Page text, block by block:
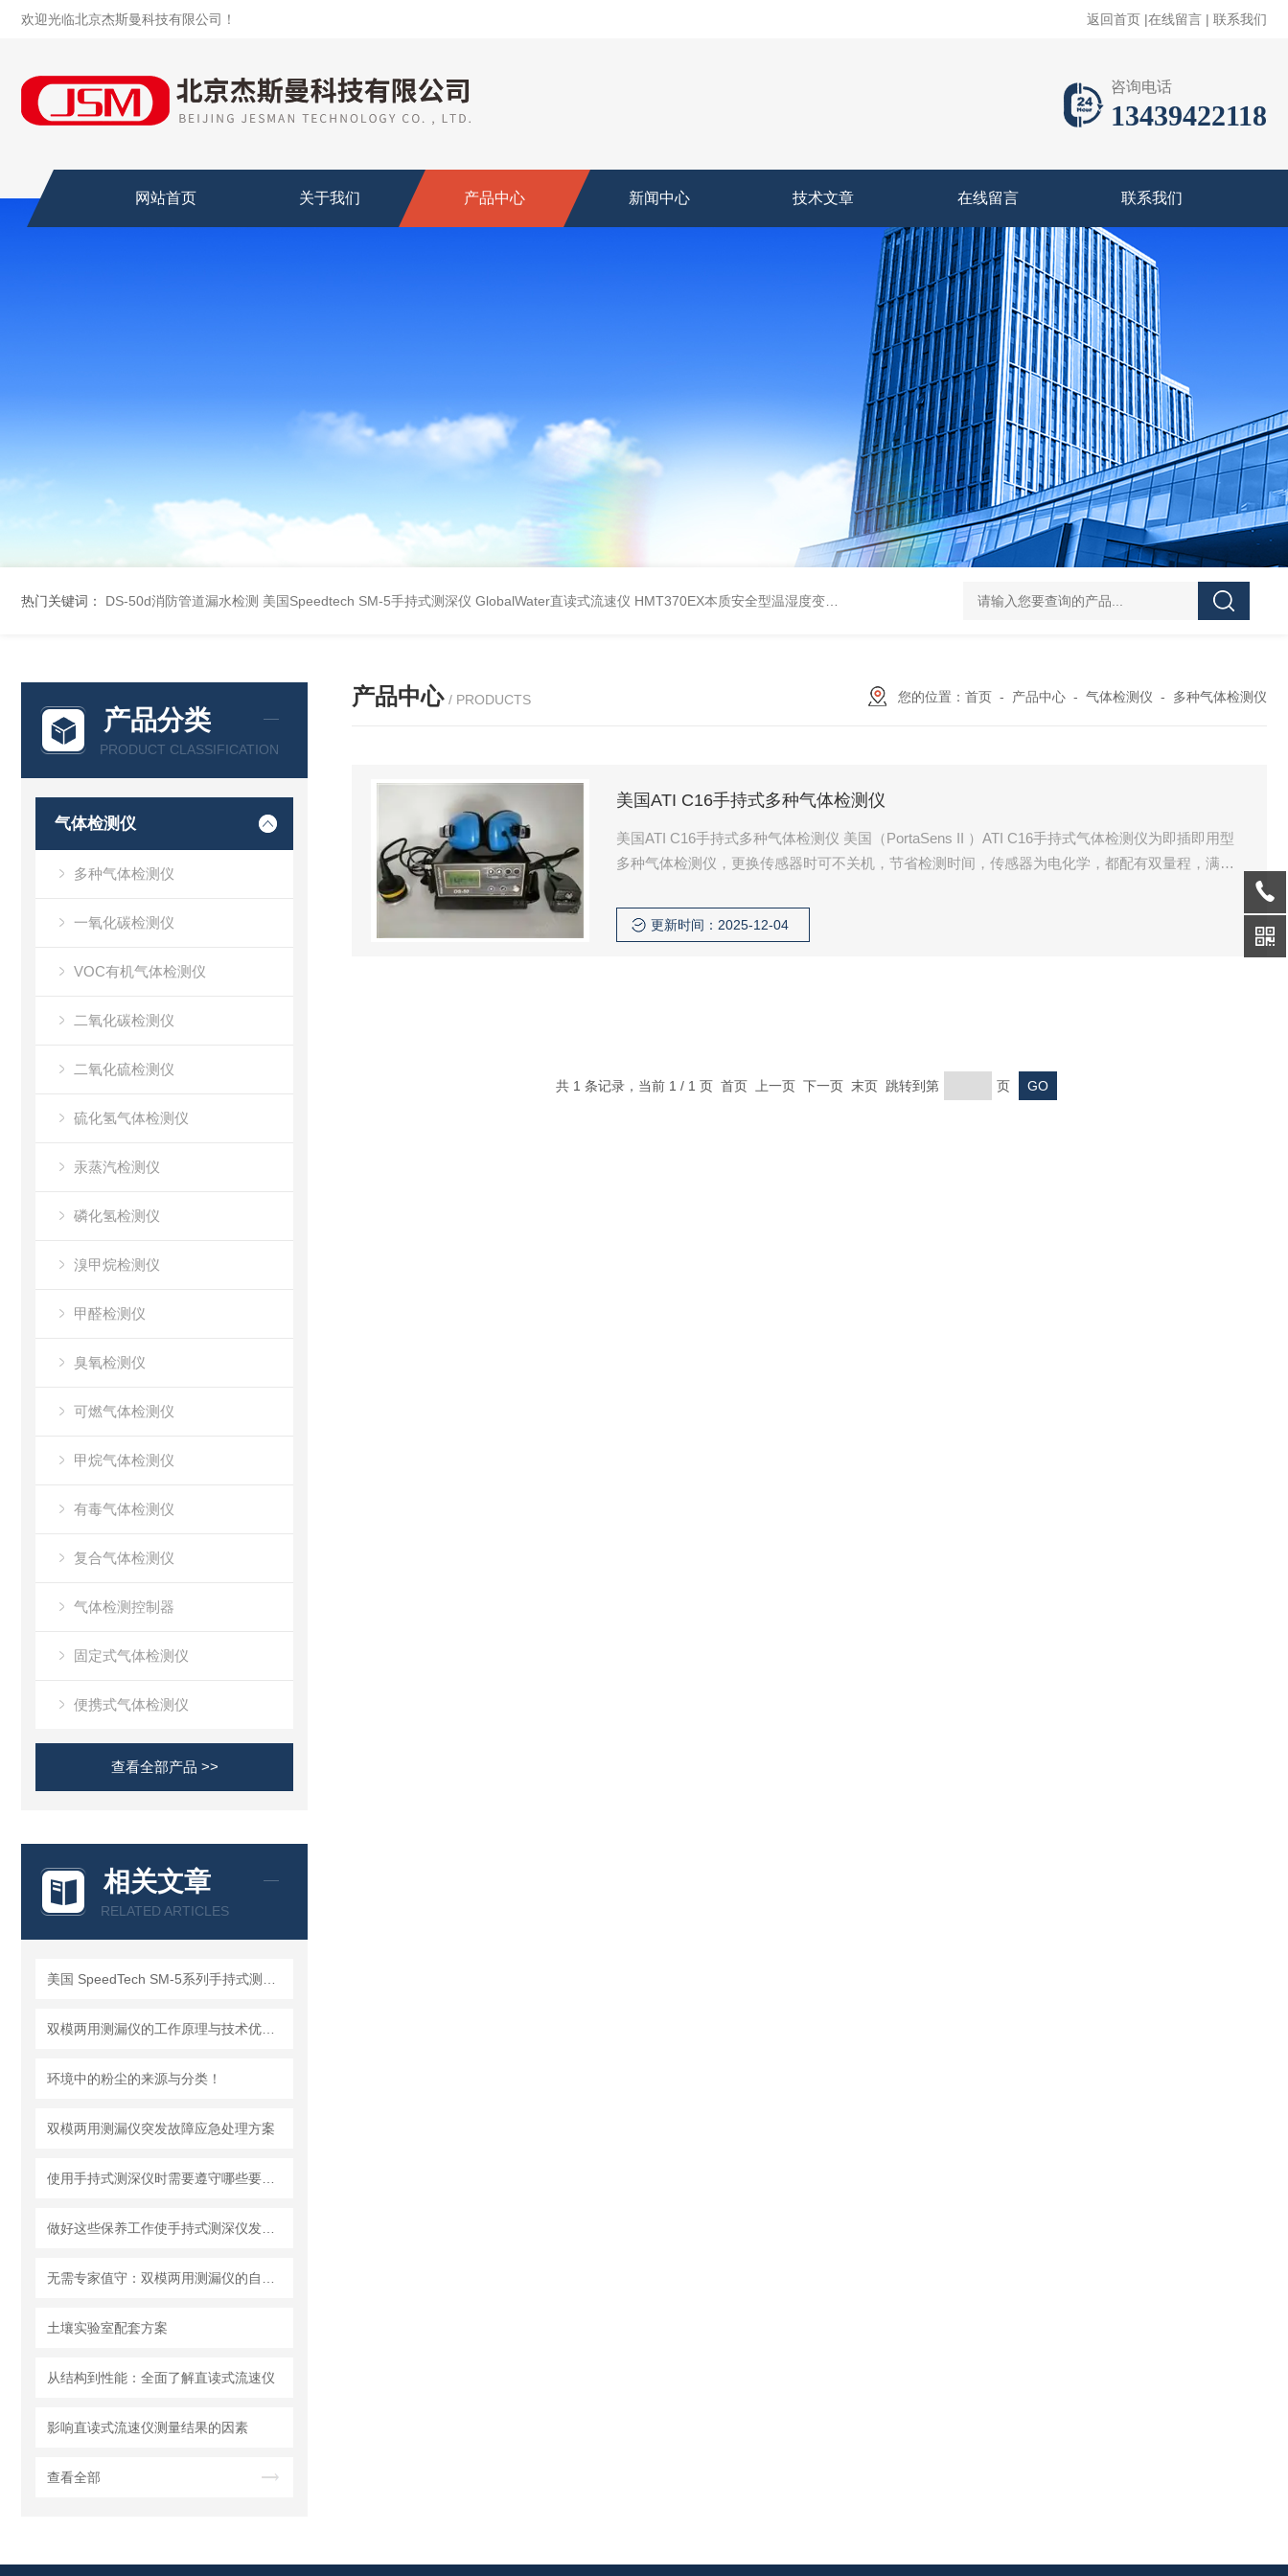
欢迎光临北京杰斯曼科技有限公司！ 返回首页 |在线留言 | 联系我们
咨询电话
13439422118
网站首页 关于我们 产品中心 新闻中心 技术文章 在线留言 联系我们
热门关键词： DS-50d消防管道漏水检测 美国Speedtech SM-5手持式测深仪 GlobalWater直读式流速仪 HMT370EX本质安全型温湿度变送器系列 适用于 0 区和 20 区 DS-50d韩国大成管道漏水检测仪 DS-50d韩国
产品分类
PRODUCT CLASSIFICATION
气体检测仪
多种气体检测仪
一氧化碳检测仪
VOC有机气体检测仪
二氧化碳检测仪
二氧化硫检测仪
硫化氢气体检测仪
汞蒸汽检测仪
磷化氢检测仪
溴甲烷检测仪
甲醛检测仪
臭氧检测仪
可燃气体检测仪
甲烷气体检测仪
有毒气体检测仪
复合气体检测仪
气体检测控制器
固定式气体检测仪
便携式气体检测仪
查看全部产品 >>
相关文章
RELATED ARTICLES
环境中的粉尘的来源与分类！
双模两用测漏仪突发故障应急处理方案
土壤实验室配套方案
从结构到性能：全面了解直读式流速仪
影响直读式流速仪测量结果的因素
查看全部
产品中心 / PRODUCTS 您的位置： 首页 - 产品中心 - 气体检测仪 - 多种气体检测仪
美国ATI C16手持式多种气体检测仪
美国ATI C16手持式多种气体检测仪 美国（PortaSens II ）ATI C16手持式气体检测仪为即插即用型
多种气体检测仪，更换传感器时可不关机，节省检测时间，传感器为电化学，都配有双量程，满足
更新时间：2025-12-04
共 1 条记录，当前 1 / 1 页 首页 上一页 下一页 末页 跳转到第 页